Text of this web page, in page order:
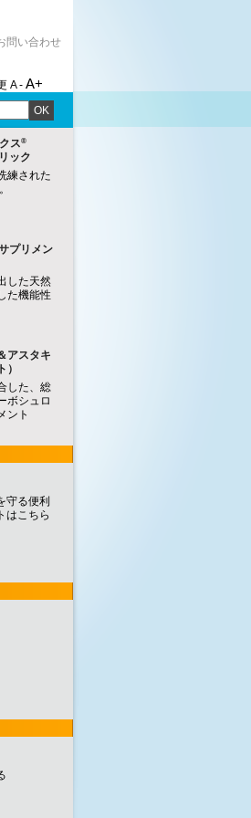
問い合わせ
A - A+
OK
ス®
ック
練された
プリメン
した天然
た機能性
アスタキ
した、総
ボシュロ
ント
守る便利
はこちら